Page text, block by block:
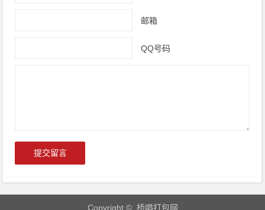
邮箱
QQ号码
Copyright © 桥唱打包网